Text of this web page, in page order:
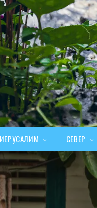
ИЕРУСАЛИМ СЕВЕР